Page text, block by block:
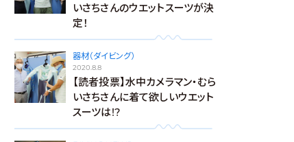
いさちさんのウエットスーツが決
定！
器材（ダイビング）
2020.8.8
【読者投票】水中カメラマン・むら
いさちさんに着て欲しいウエット
スーツは!?